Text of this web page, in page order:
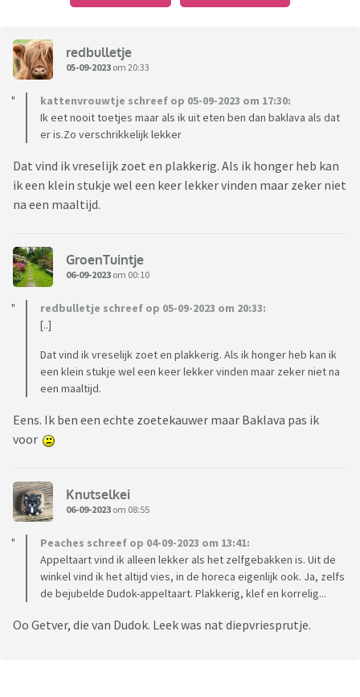
redbulletje
05-09-2023 om 20:33
kattenvrouwtje schreef op 05-09-2023 om 17:30:
Ik eet nooit toetjes maar als ik uit eten ben dan baklava als dat
er is.Zo verschrikkelijk lekker
Dat vind ik vreselijk zoet en plakkerig. Als ik honger heb kan
ik een klein stukje wel een keer lekker vinden maar zeker niet
na een maaltijd.
GroenTuintje
06-09-2023 om 00:10
redbulletje schreef op 05-09-2023 om 20:33:
[..]
Dat vind ik vreselijk zoet en plakkerig. Als ik honger heb kan ik
een klein stukje wel een keer lekker vinden maar zeker niet na
een maaltijd.
Eens. Ik ben een echte zoetekauwer maar Baklava pas ik
voor
Knutselkei
06-09-2023 om 08:55
Peaches schreef op 04-09-2023 om 13:41:
Appeltaart vind ik alleen lekker als het zelfgebakken is. Uit de
winkel vind ik het altijd vies, in de horeca eigenlijk ook. Ja, zelfs
de bejubelde Dudok-appeltaart. Plakkerig, klef en korrelig...
Oo Getver, die van Dudok. Leek was nat diepvriesprutje.